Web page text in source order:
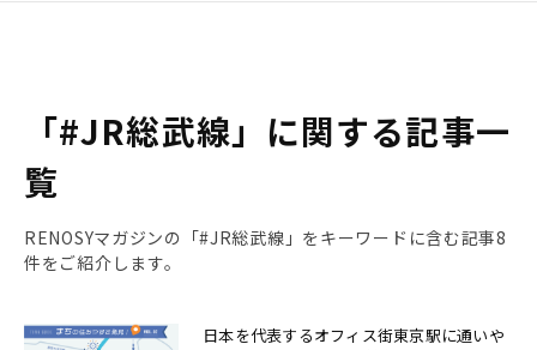
「#JR総武線」に関する記事一
覧
RENOSYマガジンの「#JR総武線」をキーワードに含む記事8
件をご紹介します。
日本を代表するオフィス街東京駅に通いや